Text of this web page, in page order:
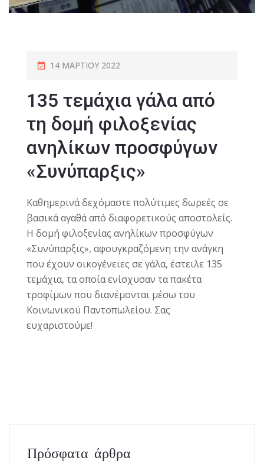
14 ΜΑΡΤΊΟΥ 2022
135 τεμάχια γάλα από
τη δομή φιλοξενίας
ανηλίκων προσφύγων
«Συνύπαρξις»
Καθημερινά δεχόμαστε πολύτιμες δωρεές σε
βασικά αγαθά από διαφορετικούς αποστολείς.
Η δομή φιλοξενίας ανηλίκων προσφύγων
«Συνύπαρξις», αφουγκραζόμενη την ανάγκη
που έχουν οικογένειες σε γάλα, έστειλε 135
τεμάχια, τα οποία ενίσχυσαν τα πακέτα
τροφίμων που διανέμονται μέσω του
Κοινωνικού Παντοπωλείου. Σας
ευχαριστούμε!
Πρόσφατα άρθρα